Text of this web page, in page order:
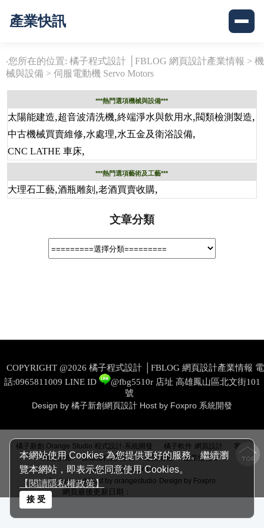
本網站使用 Cookies 為您提供更好的服務。繼續瀏
覽本網站，即表示您同意使用 Cookies。
【閱讀隱私權政策】
接 受
產業快訊
‧您所在的位置: 橘子程式設計 │FBLOG 網頁設計產業情報 > 機
械與設備 > 伺服電動機 Servo Motors
***熱門選項機械與設備***
太陽能建造,超音波清洗機,終端淨水與飲用水,閥類檢測製造,
中古機械買賣維修,水處理,水五金及衛浴設備,
CNC LATHE 車床,
***熱門選項藝術及工藝***
大理石工藝,酒瓶雕刻 ,老酒買賣收購,
文章分類
COPYRIGHT @2026 橘子程式設計 │FBLOG 網頁設計產業情報 電
話:0965811009 LINE ID @fbg5510r 店址 高雄鳳山區北文街101
號
Design by 橘子新創網頁設計 Host by Foxpro 系統開發
橘子新創 Orange Studio 程式設計‧系統開發 橘子軟件 網頁設計
客戶
商情系統│部落格行銷‧日本│產業情報│產業情報 E-
mail:help@foxpro.com.tw
System and Host by orangestudio Design by Foxpro
網頁最後更新日期：